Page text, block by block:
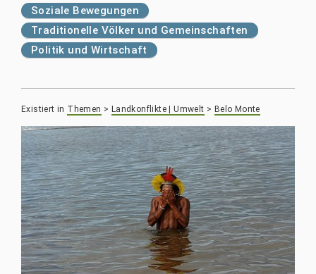
Soziale Bewegungen
Traditionelle Völker und Gemeinschaften
Politik und Wirtschaft
Existiert in Themen > Landkonflikte | Umwelt > Belo Monte